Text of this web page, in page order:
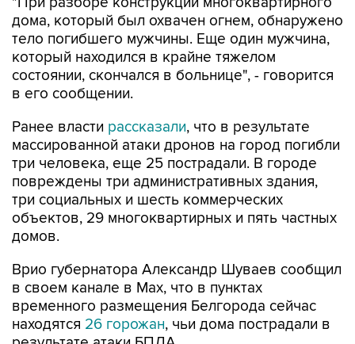
дома, который был охвачен огнем, обнаружено
тело погибшего мужчины. Еще один мужчина,
который находился в крайне тяжелом
состоянии, скончался в больнице", - говорится
в его сообщении.
Ранее власти рассказали, что в результате
массированной атаки дронов на город погибли
три человека, еще 25 пострадали. В городе
повреждены три административных здания,
три социальных и шесть коммерческих
объектов, 29 многоквартирных и пять частных
домов.
Врио губернатора Александр Шуваев сообщил
в своем канале в Мах, что в пунктах
временного размещения Белгорода сейчас
находятся 26 горожан, чьи дома пострадали в